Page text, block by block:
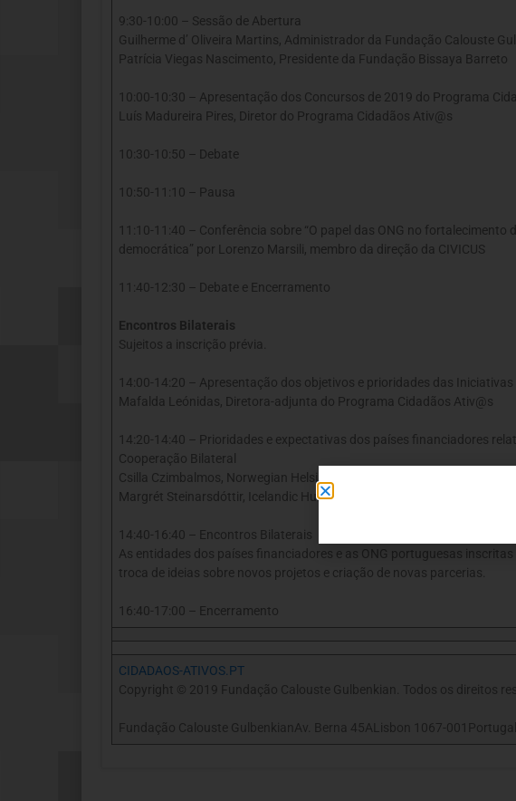
9:30-10:00 – Sessão de Abertura
Guilherme d’ Oliveira Martins, Administrador da Fundação Calouste
Patrícia Viegas Nascimento, Presidente da Fundação Bissaya Barreto
10:00-10:30 – Apresentação dos Concursos de 2019 do Programa
Luís Madureira Pires, Diretor do Programa Cidadãos Ativ@s
10:30-10:50 – Debate
10:50-11:10 – Pausa
11:10-11:40 – Conferência sobre “O papel das ONG no fortalecimento
democrática” por Lorenzo Marsili, membro da direção da CIVICUS
11:40-12:30 – Debate e Encerramento
Encontros Bilaterais
Sujeitos a inscrição prévia.
14:00-14:20 – Apresentação dos objetivos e prioridades das
Mafalda Leónidas, Diretora-adjunta do Programa Cidadãos Ativ@s
14:20-14:40 – Prioridades e expectativas dos países financiadores
Cooperação Bilateral
Csilla Czimbalmos, Norwegian Helsinki Committee (video)
Margrét Steinarsdóttir, Icelandic Human Rights Centre
14:40-16:40 – Encontros Bilaterais
As entidades dos países financiadores e as ONG portuguesas
troca de ideias sobre novos projetos e criação de novas parcerias.
16:40-17:00 – Encerramento
CIDADAOS-ATIVOS.PT
Copyright © 2019 Fundação Calouste Gulbenkian. Todos os direitos
Fundação Calouste GulbenkianAv. Berna 45ALisbon 1067-001Portugal